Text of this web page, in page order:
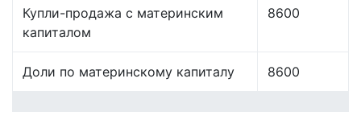
Купли-продажа с материнским
капиталом
8600
Доли по материнскому капиталу 8600